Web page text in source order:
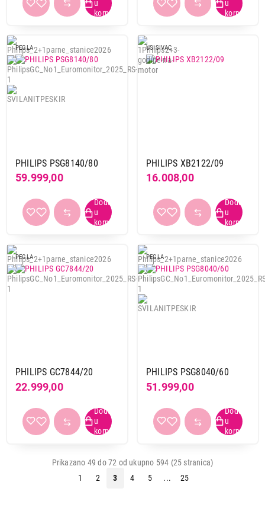
PEGLA
PHILIPS PSG8140/80
59.999,00
USISIVAC
PHILIPS XB2122/09
16.008,00
PEGLA
PHILIPS GC7844/20
22.999,00
PEGLA
PHILIPS PSG8040/60
51.999,00
Prikazano 49 do 72 od ukupno 594 (25 stranica)
1
2 3 4 5 ... 25